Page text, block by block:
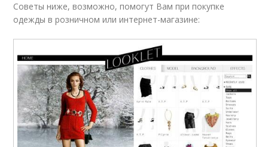
Советы ниже, возможно, помогут Вам при покупке
одежды в розничном или интернет-магазине: